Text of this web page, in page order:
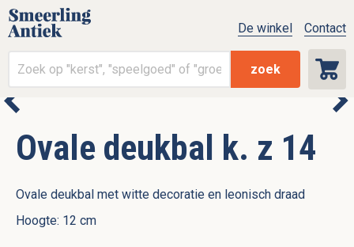
zoek
De winkel Contact
Ovale deukbal k. z 14
Ovale deukbal met witte decoratie en leonisch draad
Hoogte: 12 cm